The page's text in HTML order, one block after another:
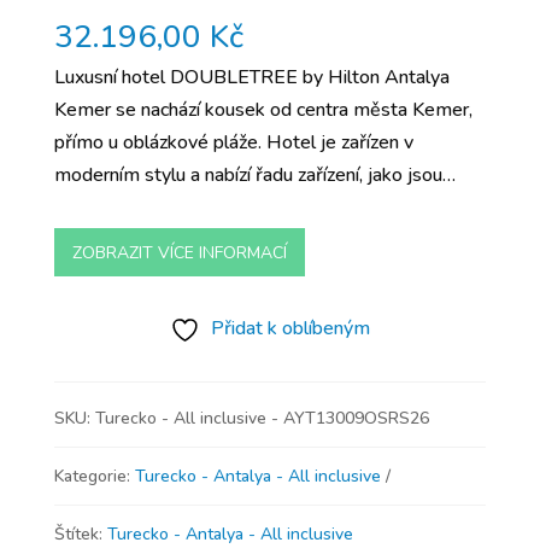
32.196,00 Kč
Luxusní hotel DOUBLETREE by Hilton Antalya
Kemer se nachází kousek od centra města Kemer,
přímo u oblázkové pláže. Hotel je zařízen v
moderním stylu a nabízí řadu zařízení, jako jsou…
ZOBRAZIT VÍCE INFORMACÍ
Přidat k oblíbeným
SKU: Turecko - All inclusive - AYT13009OSRS26
Kategorie: Turecko - Antalya - All inclusive
Štítek: Turecko - Antalya - All inclusive